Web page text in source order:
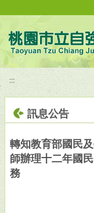
:::
訊息公告
轉知教育部國民
師辦理十二年國
務